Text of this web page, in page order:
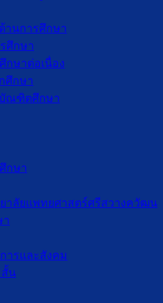
านการศึกษา
ศึกษา
กษาต่อเนื่อง
ศึกษา
บัณฑิตศึกษา
กษา
าลัยแพทยศาสตร์ศรีสวางควัฒน
า
ารและสังคม
สั้น